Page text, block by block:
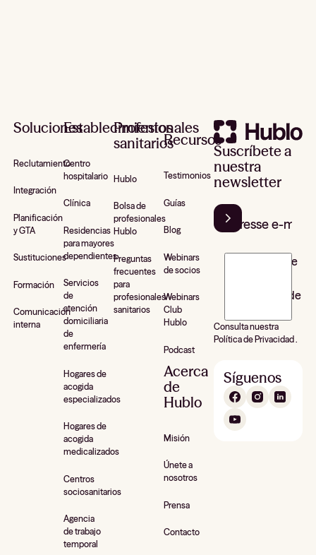
Soluciones
Reclutamiento
Integración
Planificación
y GTA
Sustituciones
Formación
Comunicación
interna
Establecimientos
Centro
hospitalario
Clínica
Residencias
para mayores
dependientes
Servicios
de
atención
domiciliaria
de
enfermería
Hogares de
acogida
especializados
Hogares de
acogida
medicalizados
Centros
sociosanitarios
Agencia
de trabajo
temporal
Profesionales
sanitarios
Hublo
Bolsa de
profesionales
Hublo
Preguntas
frecuentes
para
profesionales
sanitarios
Recursos
Testimonios
Guías
Blog
Webinars
de socios
Webinars
Club
Hublo
Podcast
Acerca
de
Hublo
Misión
Únete a
nosotros
Prensa
Contacto
Suscríbete a
nuestra
newsletter
J’accepte de
newsletter de
Consulta nuestra
Política de Privacidad .
Síguenos